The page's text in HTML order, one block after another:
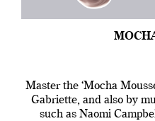
Master the ‘Mocha
Gabriette, and also by
such as Naomi